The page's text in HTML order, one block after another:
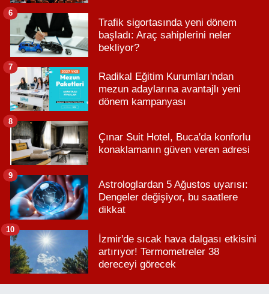
Trafik sigortasında yeni dönem
başladı: Araç sahiplerini neler
bekliyor?
6
Radikal Eğitim Kurumları'ndan
mezun adaylarına avantajlı yeni
dönem kampanyası
7
Çınar Suit Hotel, Buca'da konforlu
konaklamanın güven veren adresi
8
Astrologlardan 5 Ağustos uyarısı:
Dengeler değişiyor, bu saatlere
dikkat
9
İzmir'de sıcak hava dalgası etkisini
artırıyor! Termometreler 38
dereceyi görecek
10